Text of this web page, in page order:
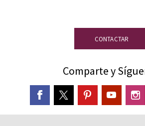
CONTACTAR
Comparte y